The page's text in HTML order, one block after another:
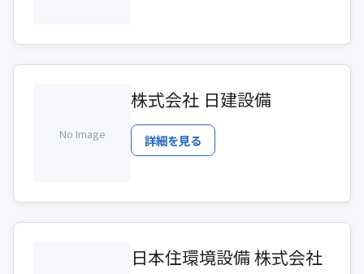
No Image
株式会社 日建設備
詳細を見る
日本住環境設備 株式会社